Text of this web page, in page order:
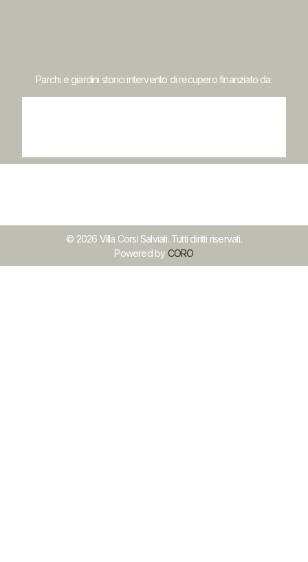
Parchi e giardini storici intervento di recupero finanziato da:
© 2026 Villa Corsi Salviati. Tutti diritti riservati.
Powered by CORO